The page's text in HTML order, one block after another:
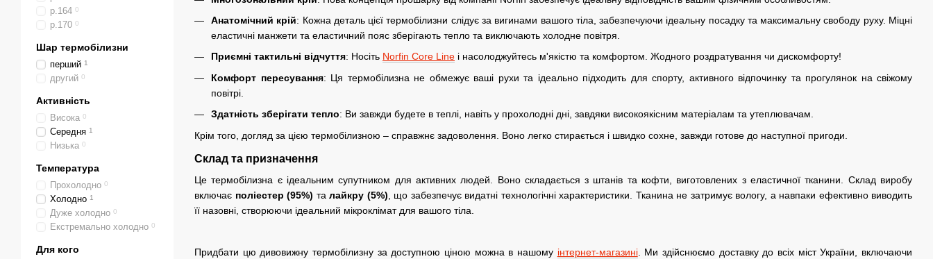
Анатомічний крій: Кожна деталь цієї термобілизни слідує за вигинами вашого тіла, забезпечуючи ідеальну посадку та максимальну свободу руху. Міцні
еластичні манжети та еластичний пояс зберігають тепло та виключають холодне повітря.
Приємні тактильні відчуття: Носіть Norfin Core Line і насолоджуйтесь м'якістю та комфортом. Жодного роздратування чи дискомфорту!
Комфорт пересування: Ця термобілизна не обмежує ваші рухи та ідеально підходить для спорту, активного відпочинку та прогулянок на свіжому
повітрі.
Здатність зберігати тепло: Ви завжди будете в теплі, навіть у прохолодні дні, завдяки високоякісним матеріалам та утеплювачам.
Крім того, догляд за цією термобілизною – справжнє задоволення. Воно легко стирається і швидко сохне, завжди готове до наступної пригоди.
Склад та призначення
Це термобілизна є ідеальним супутником для активних людей. Воно складається з штанів та кофти, виготовлених з еластичної тканини. Склад виробу
включає поліестер (95%) та лайкру (5%) , що забезпечує видатні технологічні характеристики. Тканина не затримує вологу, а навпаки ефективно виводить
її назовні, створюючи ідеальний мікроклімат для вашого тіла.
Придбати цю дивовижну термобілизну за доступною ціною можна в нашому інтернет-магазині. Ми здійснюємо доставку до всіх міст України, включаючи
р.164 0
р.170 0
Шар термобілизни
перший 1
другий 0
Активність
Висока 0
Середня 1
Низька 0
Температура
Прохолодно 0
Холодно 1
Дуже холодно 0
Екстремально холодно 0
Для кого